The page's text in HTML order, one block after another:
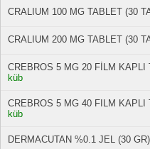
CRALIUM 100 MG TABLET (30
CRALIUM 200 MG TABLET (30
CREBROS 5 MG 20 FİLM KAPLI
küb
CREBROS 5 MG 40 FILM KAPLI
küb
DERMACUTAN %0.1 JEL (30 GR)